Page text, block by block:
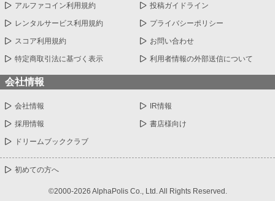
アルファコイン利用規約 投稿ガイドライン
レンタルサービス利用規約 プライバシーポリシー
スコア利用規約 お問い合わせ
特定商取引法に基づく表示 利用者情報の外部送信について
会社情報
会社情報 IR情報
採用情報 書店様向け
ドリームブッククラブ
初めての方へ
©2000-2026 AlphaPolis Co., Ltd. All Rights Reserved.